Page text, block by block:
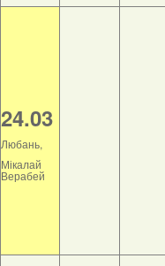
24.03
Любань,
Мікалай
Верабей